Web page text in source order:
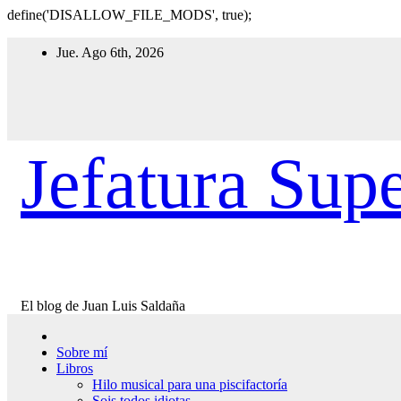
define('DISALLOW_FILE_MODS', true);
Jue. Ago 6th, 2026
Jefatura
El blog de Juan Luis Saldaña
Sobre mí
Libros
Hilo musical para una piscifactoría